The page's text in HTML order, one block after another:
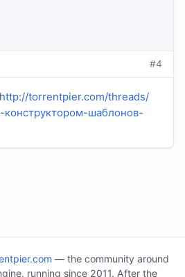
#4
http://torrentpier.com/threads/
шаблонов-
— the community around
running since 2011. After the